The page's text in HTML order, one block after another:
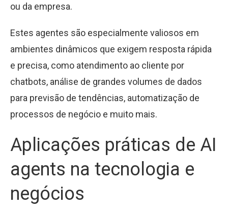
ou da empresa.
Estes agentes são especialmente valiosos em
ambientes dinâmicos que exigem resposta rápida
e precisa, como atendimento ao cliente por
chatbots, análise de grandes volumes de dados
para previsão de tendências, automatização de
processos de negócio e muito mais.
Aplicações práticas de AI
agents na tecnologia e
negócios